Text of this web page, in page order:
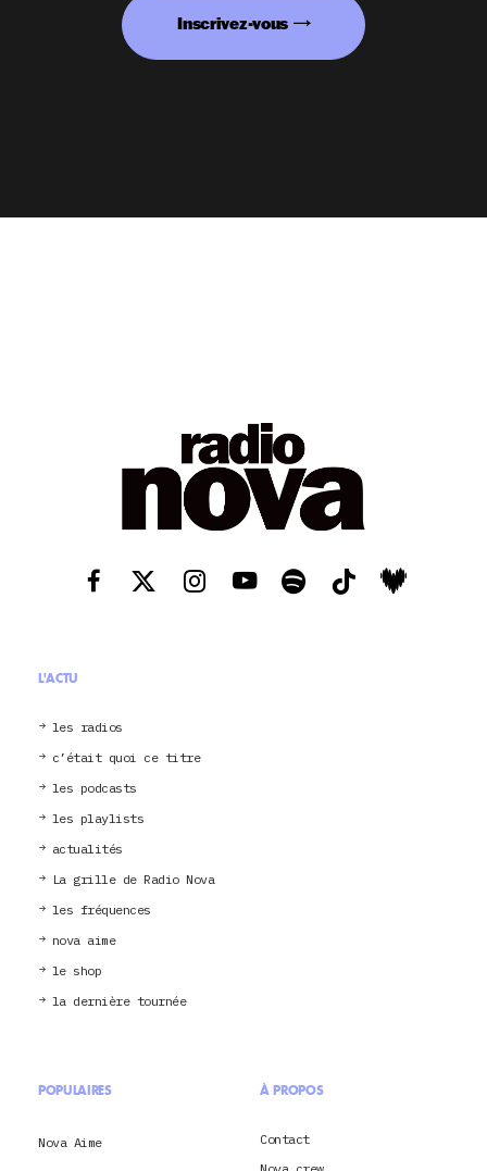
Inscrivez-vous
L'ACTU
les radios
c’était quoi ce titre
les podcasts
les playlists
actualités
La grille de Radio Nova
les fréquences
nova aime
le shop
la dernière tournée
POPULAIRES
Nova Aime
À PROPOS
Contact